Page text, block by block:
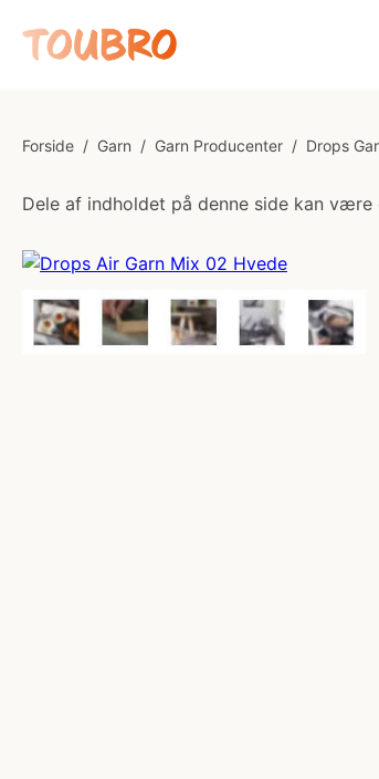
Forside / Garn / Garn Producenter / Drops
Dele af indholdet på denne side kan